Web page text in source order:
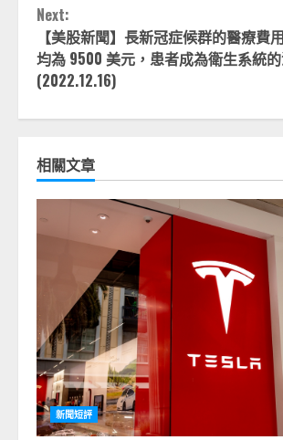
Next:
【美股新聞】長新冠症候群的醫療費
均為 9500 美元，患者成為衛生系統
(2022.12.16)
相關文章
新聞短評